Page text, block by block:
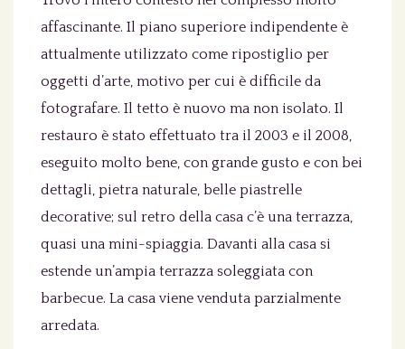
affascinante. Il piano superiore indipendente è
attualmente utilizzato come ripostiglio per
oggetti d’arte, motivo per cui è difficile da
fotografare. Il tetto è nuovo ma non isolato. Il
restauro è stato effettuato tra il 2003 e il 2008,
eseguito molto bene, con grande gusto e con bei
dettagli, pietra naturale, belle piastrelle
decorative; sul retro della casa c’è una terrazza,
quasi una mini-spiaggia. Davanti alla casa si
estende un’ampia terrazza soleggiata con
barbecue. La casa viene venduta parzialmente
arredata.